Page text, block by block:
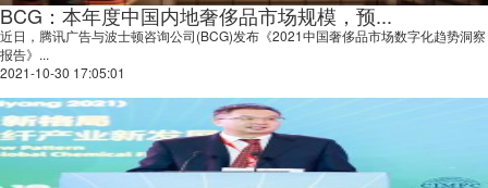
BCG：本年度中国内地奢侈品市场规模，预...
近日，腾讯广告与波士顿咨询公司(BCG)发布《2021中国奢侈品市场数字化趋势洞察
报告》...
2021-10-30 17:05:01